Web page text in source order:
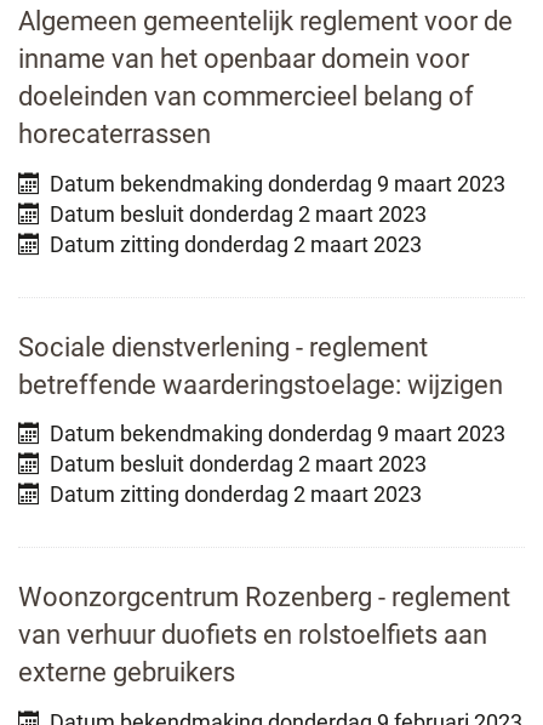
Algemeen gemeentelijk reglement voor de
inname van het openbaar domein voor
doeleinden van commercieel belang of
horecaterrassen
Datum bekendmaking donderdag 9 maart 2023
Datum besluitdonderdag 2 maart 2023
Datum zitting donderdag 2 maart 2023
Sociale dienstverlening - reglement
betreffende waarderingstoelage: wijzigen
Datum bekendmaking donderdag 9 maart 2023
Datum besluitdonderdag 2 maart 2023
Datum zitting donderdag 2 maart 2023
Woonzorgcentrum Rozenberg - reglement
van verhuur duofiets en rolstoelfiets aan
externe gebruikers